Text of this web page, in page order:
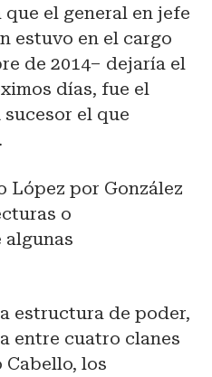
el general en jefe
estuvo en el cargo
de 2014– dejaría el
días, fue el
el que
López por González
o
estructura de poder,
entre cuatro clanes
los